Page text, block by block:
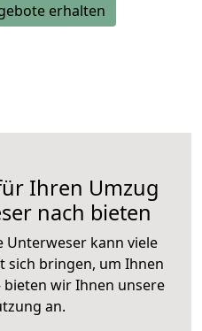
erhalten
Ihren Umzug
nach bieten
Unterweser kann viele
sich bringen, um Ihnen
bieten wir Ihnen unsere
an.